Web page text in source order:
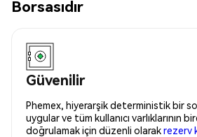
Borsasıdır
Güvenilir
Phemex, hiyerarşik deterministik bir
uygular ve tüm kullanıcı varlıklarının
doğrulamak için düzenli olarakrezerv